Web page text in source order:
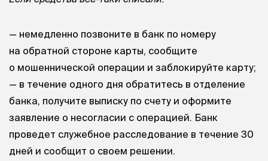
— немедленно позвоните в банк по номеру
на обратной стороне карты, сообщите
о мошеннической операции и заблокируйте карту;
— в течение одного дня обратитесь в отделение
банка, получите выписку по счету и оформите
заявление о несогласии с операцией. Банк
проведет служебное расследование в течение 30
дней и сообщит о своем решении.